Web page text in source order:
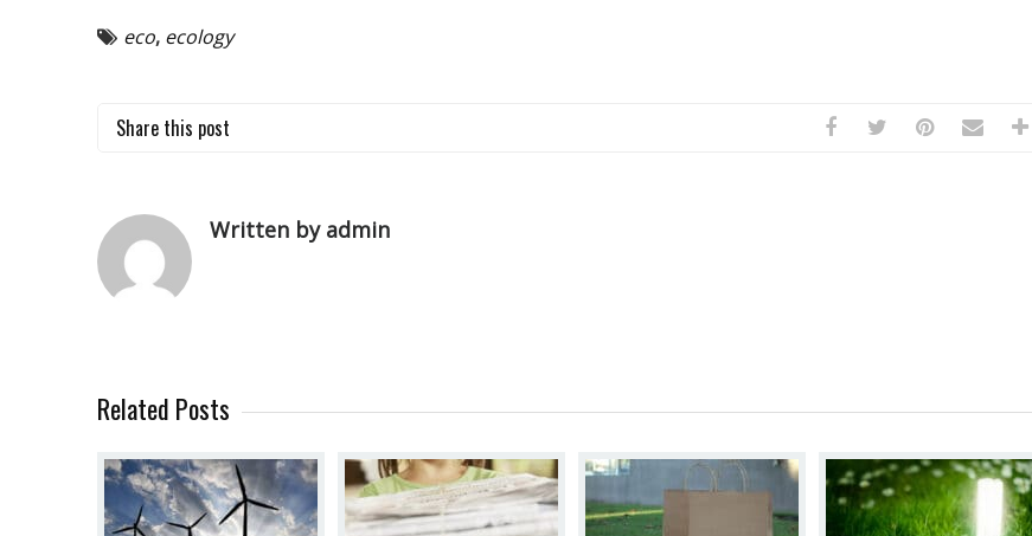
eco, ecology
Share this post
Written by admin
Related Posts